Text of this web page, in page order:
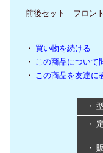
前後セット フロン
・ 買い物を続ける
・ この商品について
・ この商品を友達に
・
・
・